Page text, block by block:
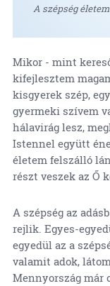
A szépség
Mikor - mint
kifejlesztem
kisgyerek szép,
gyermeki szívem
hálavirág lesz,
Istennel együtt
életem felszálló
részt veszek az Ő
A szépség az
rejlik. Egyes-
egyedül az a
valamit adok,
Mennyország már